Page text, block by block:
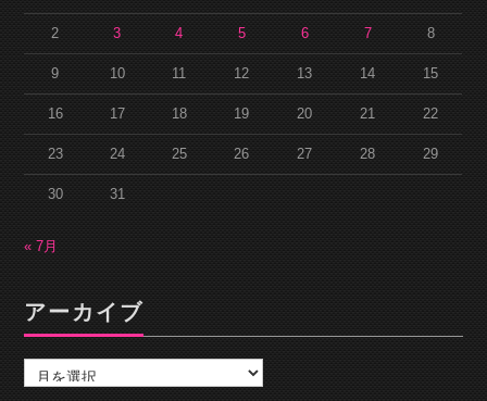
2 3 4 5 6 7 8
9 10 11 12 13 14 15
16 17 18 19 20 21 22
23 24 25 26 27 28 29
30 31
« 7月
アーカイブ
カ